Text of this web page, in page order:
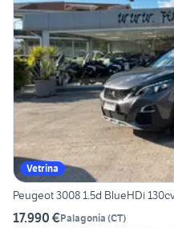
Vetrina
Peugeot 3008 1.5d BlueHDi
17.990 €Palagonia (CT)